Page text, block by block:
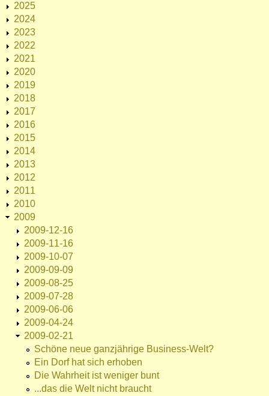
2025
2024
2023
2022
2021
2020
2019
2018
2017
2016
2015
2014
2013
2012
2011
2010
2009
2009-12-16
2009-11-16
2009-10-07
2009-09-09
2009-08-25
2009-07-28
2009-06-06
2009-04-24
2009-02-21
Schöne neue ganzjährige Business-Welt?
Ein Dorf hat sich erhoben
Die Wahrheit ist weniger bunt
...das die Welt nicht braucht